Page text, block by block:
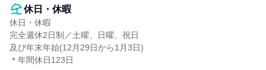
休日・休暇
休日・休暇
完全週休2日制／土曜、日曜、祝日
及び年末年始(12月29日から1月3日)
＊年間休日123日